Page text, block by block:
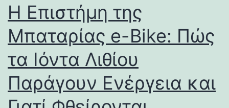
Η Επιστήμη της
Μπαταρίας e-Bike: Πώς
τα Ιόντα Λιθίου
Παράγουν Ενέργεια και